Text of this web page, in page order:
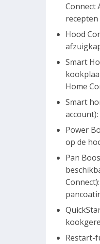
Connect
Hood
Smart
Home
Smart
Power
op de
Pan
Restart-